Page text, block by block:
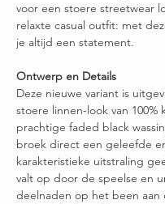
voor een stoere streetwear
relaxte casual outfit: met
je altijd een statement.
Ontwerp en Details
Deze nieuwe variant is
stoere linnen-look van 100%
prachtige faded black
broek direct een geleefde
karakteristieke uitstraling
valt op door de speelse en
deelnaden op het been aan